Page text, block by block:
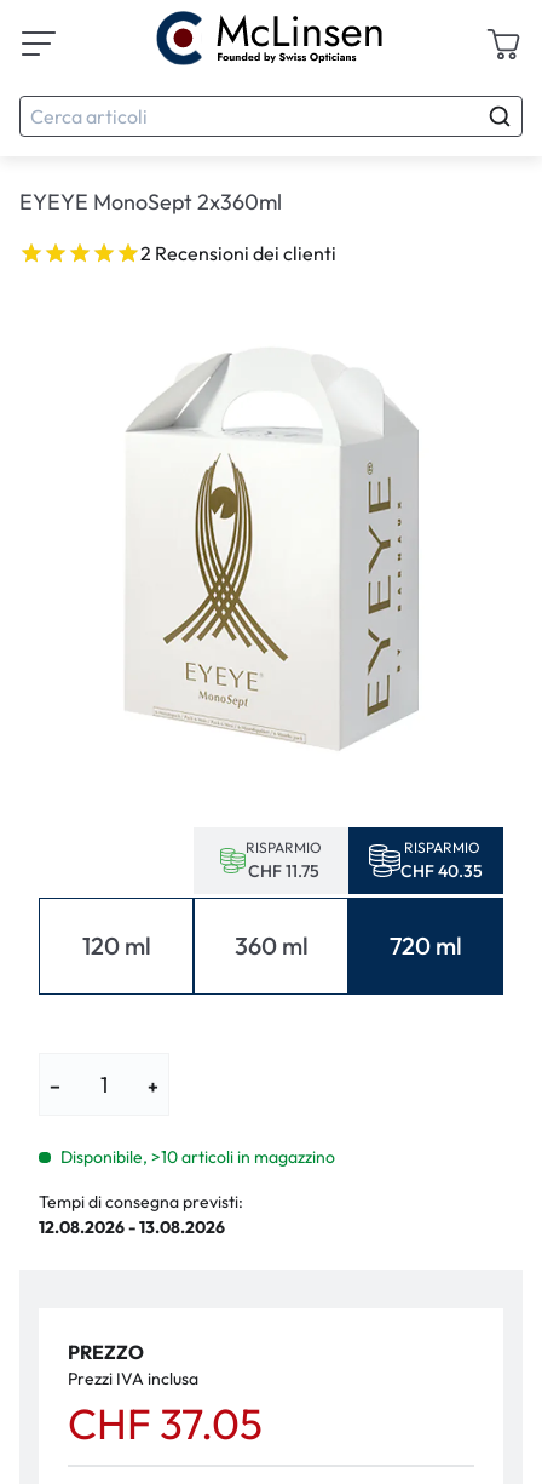
EYEYE MonoSept 2x360ml
2 Recensioni dei clienti
120 ml
RISPARMIO
CHF 11.75
360 ml
RISPARMIO
CHF 40.35
720 ml
− +
Disponibile, >10 articoli in magazzino
Tempi di consegna previsti:
12.08.2026 - 13.08.2026
PREZZO
Prezzi IVA inclusa
CHF 37.05